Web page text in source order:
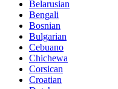
Belarusian
Bengali
Bosnian
Bulgarian
Cebuano
Chichewa
Corsican
Croatian